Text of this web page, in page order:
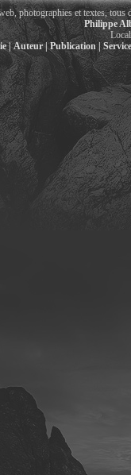
photographies et textes, tous
Philippe
| Auteur | Publication |